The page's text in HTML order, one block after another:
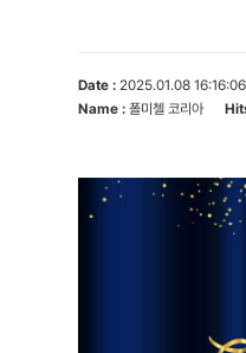
Date : 2025.01.08 16:16:06
Name : 폴미첼 코리아